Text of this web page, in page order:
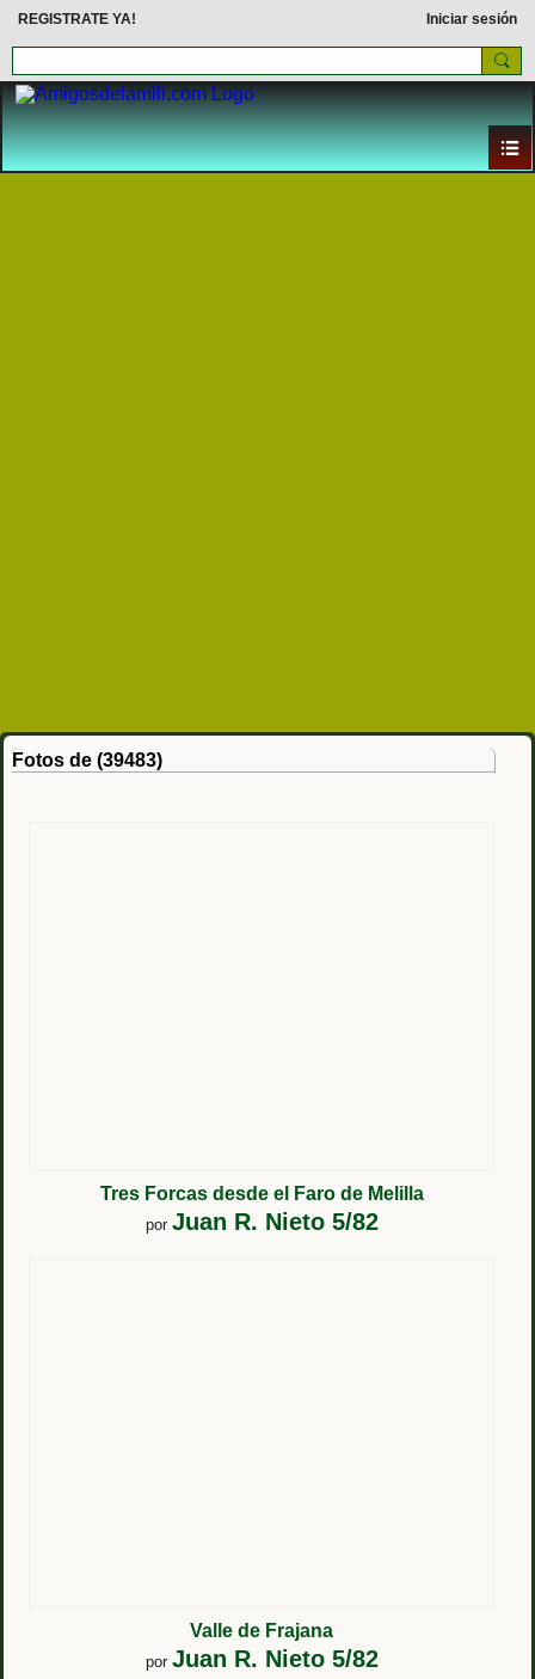
REGISTRATE YA! Iniciar sesión
Fotos de (39483)
Tres Forcas desde el Faro de Melilla
por Juan R. Nieto 5/82
Valle de Frajana
por Juan R. Nieto 5/82